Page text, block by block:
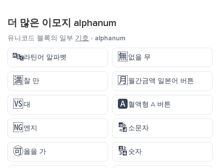
더 많은 이모지 alphanum
유니코드 블록의 일부 기호 › alphanum
🔤라틴어 알파벳 🈚 없을 무
🈵 찰 만 🈷️ 월간금액 일본어 버튼
🆚대 🅰️혈액형 A 버튼
🆖 엔지 🔡소문자
🉑옳을 가 🔢숫자